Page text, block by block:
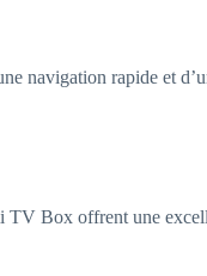
navigation rapide et
TV Box offrent une